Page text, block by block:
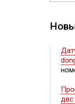
двс